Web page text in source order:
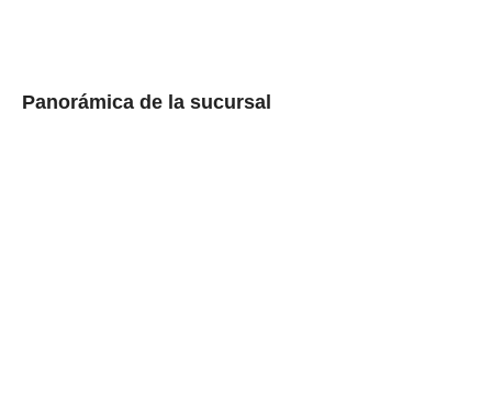
Panorámica de la sucursal